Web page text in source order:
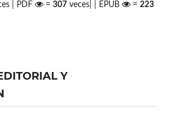
| PDF = 307veces| | EPUB = 223
Y